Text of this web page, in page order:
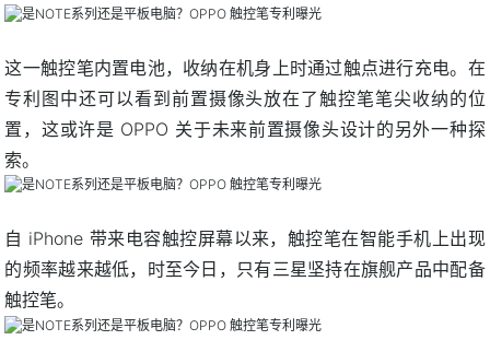
这一触控笔内置电池，收纳在机身上时通过触点进行充电。在
专利图中还可以看到前置摄像头放在了触控笔笔尖收纳的位
置，这或许是 OPPO 关于未来前置摄像头设计的另外一种探
索。
自 iPhone 带来电容触控屏幕以来，触控笔在智能手机上出现
的频率越来越低，时至今日，只有三星坚持在旗舰产品中配备
触控笔。